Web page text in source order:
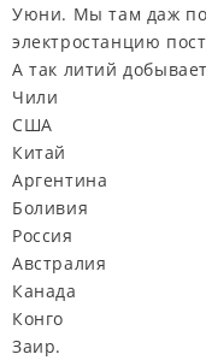
Уюни. Мы там даж
электростанцию
А так литий
Чили
США
Китай
Аргентина
Боливия
Россия
Австралия
Канада
Конго
Заир.